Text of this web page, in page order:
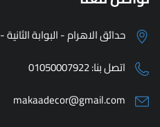
حدائق الاهرام - البوابة الثانية - 23 ك
اتصل بنا:01050007922
makaadecor@gmail.com